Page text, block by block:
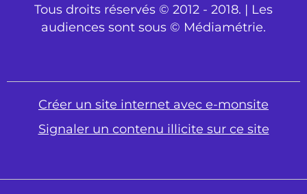
Tous droits réservés © 2012 - 2018. | Les
audiences sont sous © Médiamétrie.
Créer un site internet avec e-monsite
Signaler un contenu illicite sur ce site